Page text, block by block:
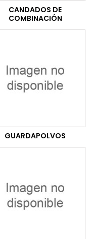
CANDADOS DE
COMBINACIÓN
GUARDAPOLVOS